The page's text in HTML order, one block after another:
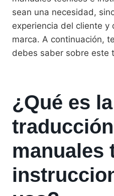
sean una necesidad,
experiencia del cliente y
marca. A continuación,
debes saber sobre este
¿Qué es la
manuales